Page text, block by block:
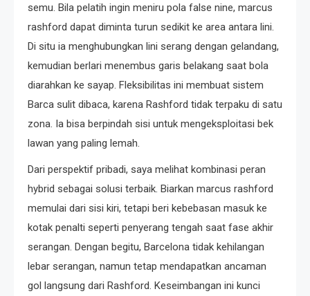
semu. Bila pelatih ingin meniru pola false nine, marcus
rashford dapat diminta turun sedikit ke area antara lini.
Di situ ia menghubungkan lini serang dengan gelandang,
kemudian berlari menembus garis belakang saat bola
diarahkan ke sayap. Fleksibilitas ini membuat sistem
Barca sulit dibaca, karena Rashford tidak terpaku di satu
zona. Ia bisa berpindah sisi untuk mengeksploitasi bek
lawan yang paling lemah.
Dari perspektif pribadi, saya melihat kombinasi peran
hybrid sebagai solusi terbaik. Biarkan marcus rashford
memulai dari sisi kiri, tetapi beri kebebasan masuk ke
kotak penalti seperti penyerang tengah saat fase akhir
serangan. Dengan begitu, Barcelona tidak kehilangan
lebar serangan, namun tetap mendapatkan ancaman
gol langsung dari Rashford. Keseimbangan ini kunci